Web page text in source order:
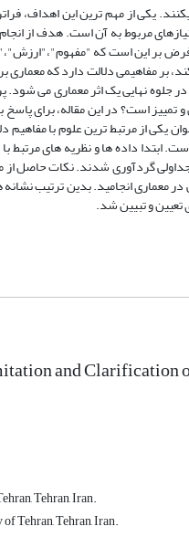
یکی از مهم ترین این اهداف،
مربوط به آن است. هدف از
این است که "مفهوم"،"ارزش"،"
بر مفاهیمی دلالت دارد که
جلوه نهایی یک اثر معماری می
تمییز است؟ در این مقاله، برای
یکی از مرتبط ترین علوم با
ابتدا داده ها و نظریه های
گردآوری شدند. نکات حاصل از
انجامید. بدین ترتیب نشانه
تعیین و تبیین شد.
and Clarification
Tehran, Iran.
Tehran, Tehran, Iran.